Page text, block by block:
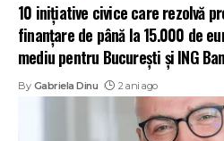
10 inițiative civice care rezolvă
finanțare de până la 15.000 de
mediu pentru București și ING
By Gabriela Dinu 2 ani ago